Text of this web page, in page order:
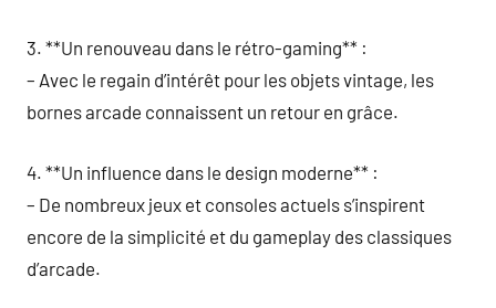
3. **Un renouveau dans le rétro-gaming** :
– Avec le regain d’intérêt pour les objets vintage, les
bornes arcade connaissent un retour en grâce.
4. **Un influence dans le design moderne** :
– De nombreux jeux et consoles actuels s’inspirent
encore de la simplicité et du gameplay des classiques
d’arcade.